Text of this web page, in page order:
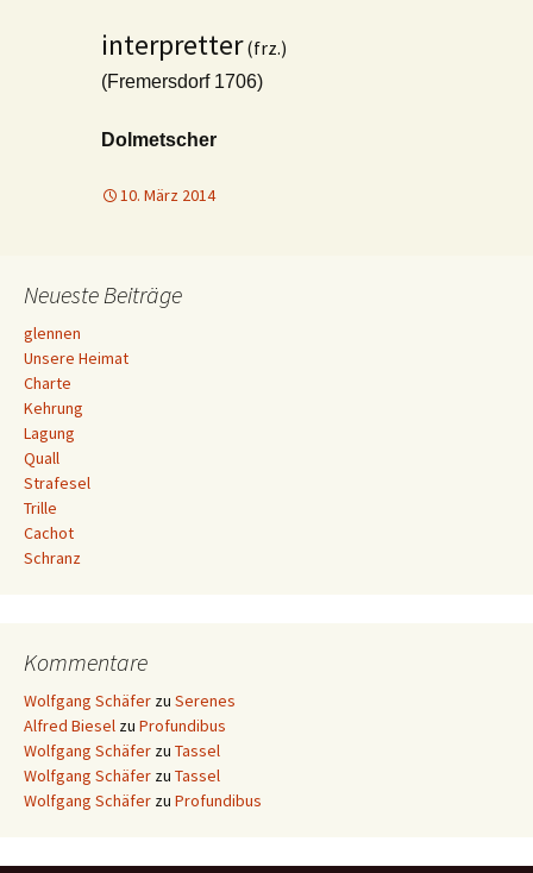
interpretter(frz.)
(Fremersdorf 1706)
Dolmetscher
10. März 2014
Neueste Beiträge
glennen
Unsere Heimat
Charte
Kehrung
Lagung
Quall
Strafesel
Trille
Cachot
Schranz
Kommentare
Wolfgang Schäfer zu Serenes
Alfred Biesel zu Profundibus
Wolfgang Schäfer zu Tassel
Wolfgang Schäfer zu Tassel
Wolfgang Schäfer zu Profundibus